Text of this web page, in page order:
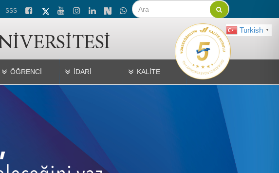
Turkish ▼
SSS
ÖĞRENCİ İDARİ KALİTE